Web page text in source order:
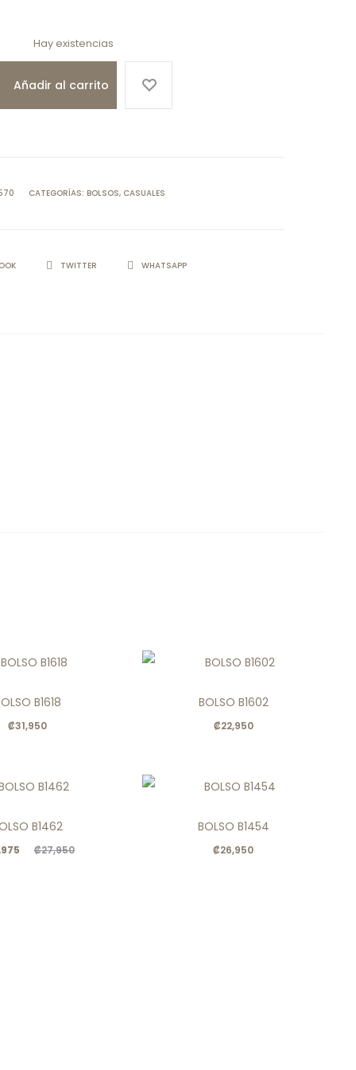
Hay existencias
Añadir al carrito
CATEGORÍAS: BOLSOS, CASUALES
TWITTER WHATSAPP
B1618
₡31,950
BOLSO B1602
₡22,950
B1462
₡27,950
El
BOLSO B1454
₡26,950